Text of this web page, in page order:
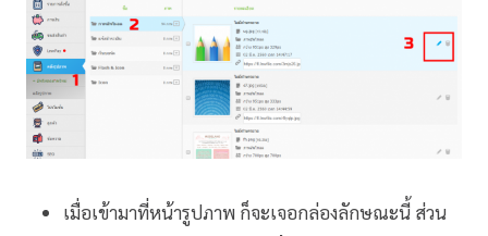
เมื่อเข้ามาที่หน้ารูปภาพ ก็จะเจอกล่องลักษณะนี้ ส่วน